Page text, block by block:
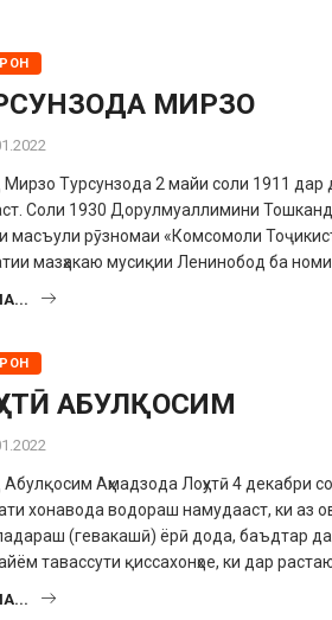
МИРЗО
Мирзо Турсунзода 2 майи соли 1911 дар
Соли 1930 Дорулмуаллимини
масъули рӯзномаи «Комсомоли
мазҳакаю мусиқии Ленинобод ба
АБУЛҚОСИМ
Абулқосим Аҳмадзода Лоҳутӣ 4 декабри
хонавода водораш намудааст, ки аз
(гевакашӣ) ёрӣ дода, баъдтар
тавассути қиссахонҳое, ки дар